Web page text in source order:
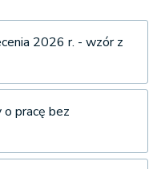
2026 r. - wzór z
pracę bez